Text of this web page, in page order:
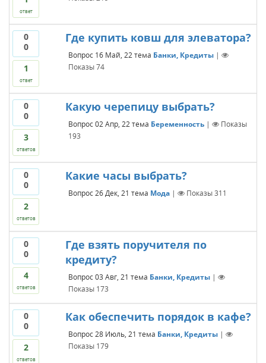
ответ
0
0
1
ответ
Где купить ковш для элеватора?
Вопрос 16 Май, 22 тема Банки, Кредиты |
Показы74
0
0
3
ответов
Какую черепицу выбрать?
Вопрос 02 Апр, 22 тема Беременность |
Показы
193
0
0
2
ответов
Какие часы выбрать?
Вопрос 26 Дек, 21 тема Мода | Показы311
0
0
4
ответов
Где взять поручителя по
кредиту?
Вопрос 03 Авг, 21 тема Банки, Кредиты |
Показы 173
0
0
2
ответов
Как обеспечить порядок в кафе?
Вопрос 28 Июль, 21 тема Банки, Кредиты |
Показы 179